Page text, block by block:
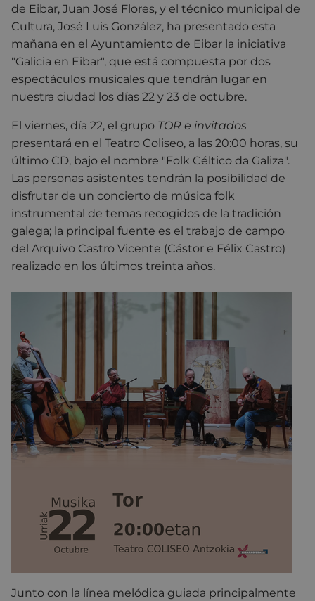
de Eibar, Juan José Flores, y el técnico municipal de
Cultura, José Luis González, ha presentado esta
mañana en el Ayuntamiento de Eibar la iniciativa
"Galicia en Eibar", que está compuesta por dos
espectáculos musicales que tendrán lugar en
nuestra ciudad los días 22 y 23 de octubre.
El viernes, día 22, el grupo TOR e invitados
presentará en el Teatro Coliseo, a las 20:00 horas, su
último CD, bajo el nombre "Folk Céltico da Galiza".
Las personas asistentes tendrán la posibilidad de
disfrutar de un concierto de música folk
instrumental de temas recogidos de la tradición
galega; la principal fuente es el trabajo de campo
del Arquivo Castro Vicente (Cástor e Félix Castro)
realizado en los últimos treinta años.
Junto con la línea melódica guiada principalmente